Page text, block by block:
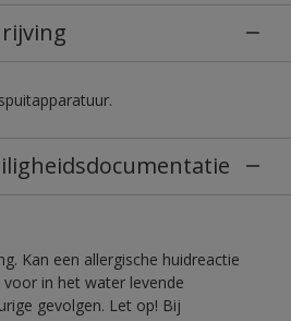
Kan een allergische huidreactie
in het water levende
gevolgen. Let op! Bij